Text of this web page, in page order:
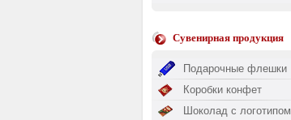
Сувенирная продукция
Подарочные флешки
Коробки конфет
Шоколад с логотипом